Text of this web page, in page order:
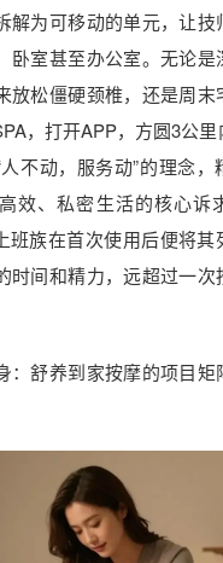
解为可移动的单元，让技
卧室甚至办公室。无论是
放松僵硬颈椎，还是周末
，打开APP，方圆3公
不动，服务动”的理念，
效、私密生活的核心诉
班族在首次使用后便将其
时间和精力，远超过一次
：舒养到家按摩的项目矩